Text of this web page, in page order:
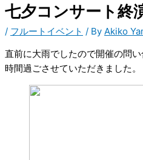
七夕コンサート終
/ フルートイベント / By Akiko
直前に大雨でしたので開催の問
時間過ごさせていただきました。